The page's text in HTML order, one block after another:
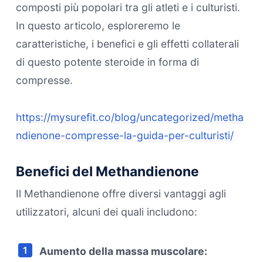
composti più popolari tra gli atleti e i culturisti.
In questo articolo, esploreremo le
caratteristiche, i benefici e gli effetti collaterali
di questo potente steroide in forma di
compresse.
https://mysurefit.co/blog/uncategorized/metha
ndienone-compresse-la-guida-per-culturisti/
Benefici del Methandienone
Il Methandienone offre diversi vantaggi agli
utilizzatori, alcuni dei quali includono:
Aumento della massa muscolare: